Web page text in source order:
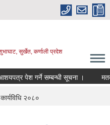
सुर्खेत, कर्णाली प्रदेश
पेश गर्ने सम्बन्धी सूचना ।
२०८०